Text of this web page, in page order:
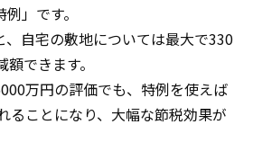
」です。
、自宅の敷地については最大で330
できます。
万円の評価でも、特例を使えば
ることになり、大幅な節税効果が